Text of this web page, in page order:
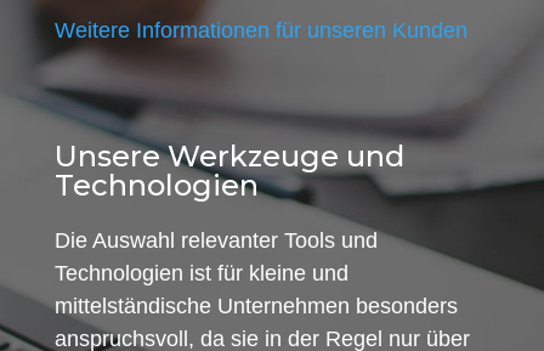
Weitere Informationen für unseren Kunden
Unsere Werkzeuge und
Technologien
Die Auswahl relevanter Tools und
Technologien ist für kleine und
mittelständische Unternehmen besonders
anspruchsvoll, da sie in der Regel nur über